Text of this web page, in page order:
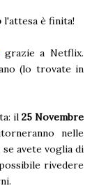
l'attesa è finita!
grazie a Netflix.
(lo trovate in
il 25 Novembre
nelle
avete voglia di
rivedere